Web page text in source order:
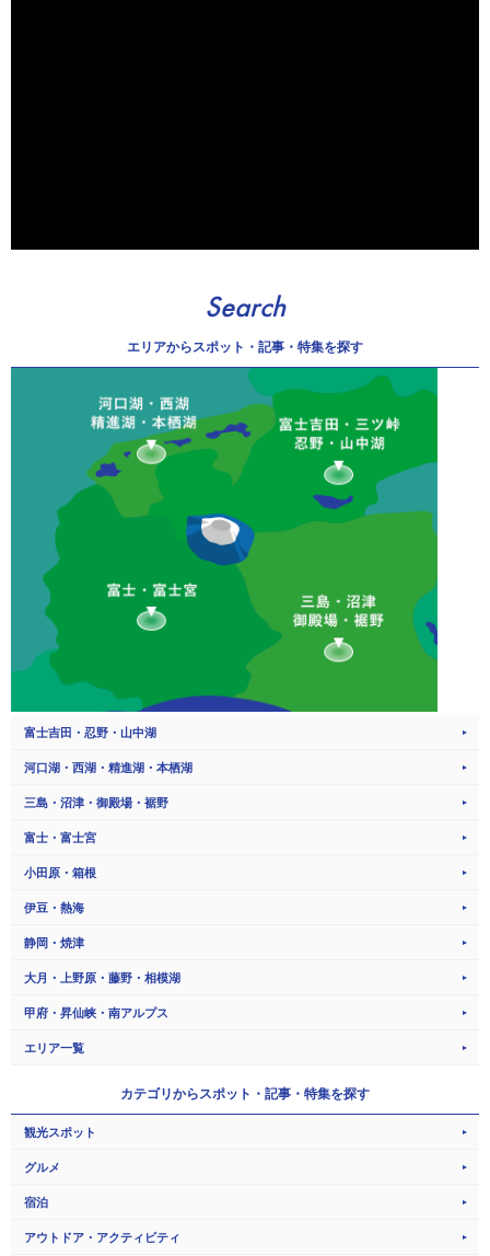
Search
エリアからスポット・記事・特集を探す
富士吉田・忍野・山中湖
河口湖・西湖・精進湖・本栖湖
三島・沼津・御殿場・裾野
富士・富士宮
小田原・箱根
伊豆・熱海
静岡・焼津
大月・上野原・藤野・相模湖
甲府・昇仙峡・南アルプス
エリア一覧
カテゴリからスポット・記事・特集を探す
観光スポット
グルメ
宿泊
アウトドア・アクティビティ